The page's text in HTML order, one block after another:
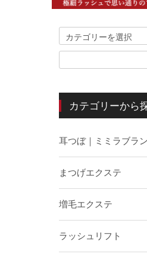
カテゴリーから
耳つぼ｜ミミラブラ
まつげエクステ
増毛エクステ
ラッシュリフト